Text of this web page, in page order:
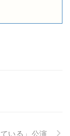
いる」公演